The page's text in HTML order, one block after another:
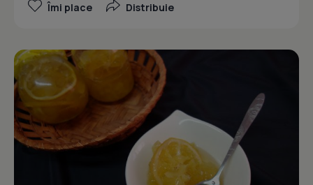
Îmi place Distribuie